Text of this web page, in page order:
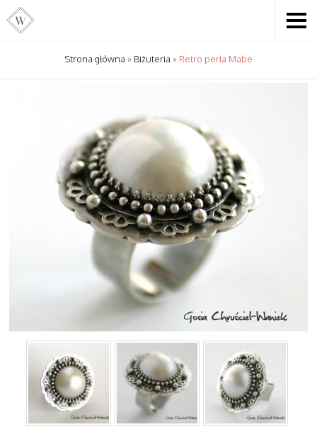
Strona główna » Biżuteria » Retro perła Mabe